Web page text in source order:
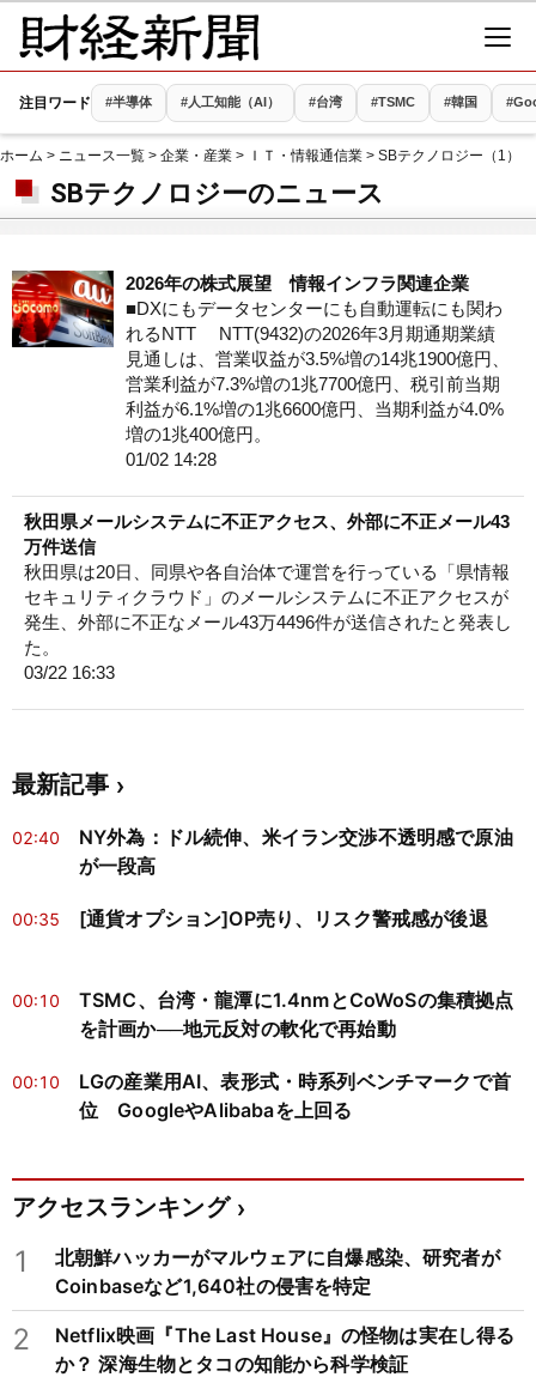
注目ワード #半導体 #人工知能（AI） #台湾 #TSMC #韓国
ホーム > ニュース一覧 > 企業・産業 > ＩＴ・情報通信業 > SBテクノロジー（1）
SBテクノロジーのニュース
2026年の株式展望 情報インフラ関連企業
■DXにもデータセンターにも自動運転にも関わ
れるNTT NTT(9432)の2026年3月期通期業績
見通しは、営業収益が3.5%増の14兆1900億円、
営業利益が7.3%増の1兆7700億円、税引前当期
利益が6.1%増の1兆6600億円、当期利益が4.0%
増の1兆400億円。
01/02 14:28
秋田県メールシステムに不正アクセス、外部に不正メール43
万件送信
秋田県は20日、同県や各自治体で運営を行っている「県情報
セキュリティクラウド」のメールシステムに不正アクセスが
発生、外部に不正なメール43万4496件が送信されたと発表し
た。
03/22 16:33
最新記事
02:40
NY外為：ドル続伸、米イラン交渉不透明感で原油
が一段高
00:35 [通貨オプション]OP売り、リスク警戒感が後退
00:10
TSMC、台湾・龍潭に1.4nmとCoWoSの集積拠点
を計画か──地元反対の軟化で再始動
00:10
LGの産業用AI、表形式・時系列ベンチマークで首
位 GoogleやAlibabaを上回る
アクセスランキング
1
北朝鮮ハッカーがマルウェアに自爆感染、研究者が
Coinbaseなど1,640社の侵害を特定
2
Netflix映画『The Last House』の怪物は実在し得る
か？ 深海生物とタコの知能から科学検証